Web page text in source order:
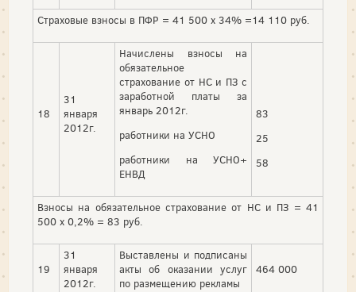
Страховые взносы в ПФР = 41 500 х 34% =14 110 руб.
18
31
января
2012г.
Начислены взносы на
обязательное
страхование от НС и ПЗ с
заработной платы за
январь 2012г.
работники на УСНО
работники на УСНО+
ЕНВД
83
25
58
Взносы на обязательное страхование от НС и ПЗ = 41
500 х 0,2% = 83 руб.
19
31
января
2012г.
Выставлены и подписаны
акты об оказании услуг
по размещению рекламы
464 000